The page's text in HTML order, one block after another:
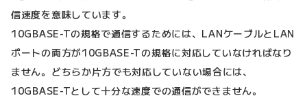
信速度を意味しています。
10GBASE-Tの規格で通信するためには、LANケーブルとLAN
ポートの両方が10GBASE-Tの規格に対応していなければなり
ません。どちらか片方でも対応していない場合には、
10GBASE-Tとして十分な速度での通信ができません。